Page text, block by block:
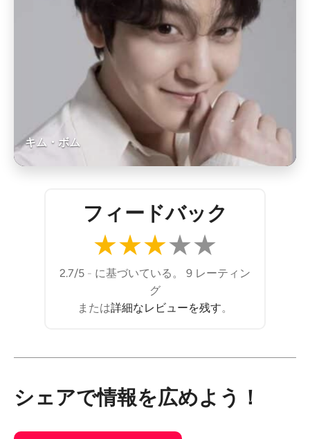
キム・ボム
フィードバック
★★★★★
2.7/5 - に基づいている。 9 レーティン
グ
または詳細なレビューを残す。
シェアで情報を広めよう！